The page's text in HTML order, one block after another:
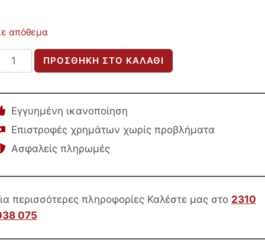
απόθεμα
ΠΡΟΣΘΉΚΗ ΣΤΟ ΚΑΛΆΘΙ
Εγγυημένη ικανοποίηση
Επιστροφές χρημάτων χωρίς προβλήματα
Ασφαλείς πληρωμές
περισσότερες πληροφορίες Καλέστε μας στο 2310
075